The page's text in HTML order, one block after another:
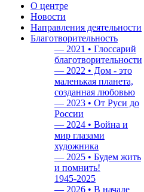
О центре
Новости
Направления деятельности
Благотворительность
— 2021 • Глоссарий
благотворительности
— 2022 • Дом - это
маленькая планета,
созданная любовью
— 2023 • От Руси до
России
— 2024 • Война и
мир глазами
художника
— 2025 • Будем жить
и помнить!
1945-2025
— 2026 • В начале